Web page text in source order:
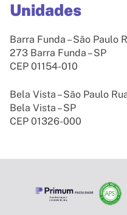
Unidades
Barra Funda – São Paulo
273 Barra Funda – SP
CEP 01154-010
Bela Vista – São Paulo
Bela Vista – SP
CEP 01326-000